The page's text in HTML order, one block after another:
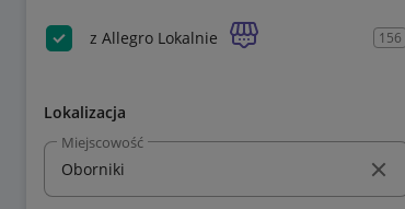
z Allegro Lokalnie 156
Lokalizacja
Miejscowość